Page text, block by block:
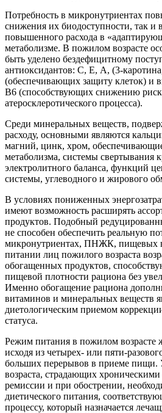
Потребность в микронутриентах
снижения их биодоступности, так и в
повышенного расхода в
метаболизме. В пожилом возрасте
быть уделено бездефицитному
антиоксидантов: С, Е, А, (3-
(обеспечивающих защиту клеток) и
В6 (способствующих снижению
атеросклеротического процесса).
Среди минеральных веществ,
расходу, основными являются
магний, цинк, хром,
метаболизма, системы свертывания
электролитного баланса, функций
системы, углеводного и жирового
В условиях пониженных
имеют возможность расширять
продуктов. Подобный
не способен обеспечить реальную
микронутриентах, ПНЖК, пищевых
питании лиц пожилого возраста
обогащенных продуктов,
пищевой плотности рациона без
Именно обогащение рациона
витаминов и минеральных веществ
диетологическим приемом
статуса.
Режим питания в пожилом возрасте
исходя из четырех- или пяти-
больших перерывов в приеме пищи.
возраста, страдающих
ремиссии и при обострении,
диетического питания,
процессу, который назначается